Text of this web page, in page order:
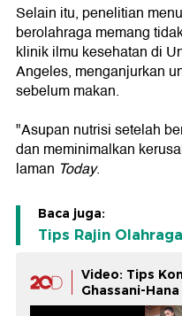
Selain itu, penelitian
berolahraga memang
klinik ilmu kesehatan di
Angeles, menganjurkan
sebelum makan.
"Asupan nutrisi setelah
dan meminimalkan
laman Today.
Baca juga:
Tips Rajin
Video: Tips
Ghassani-